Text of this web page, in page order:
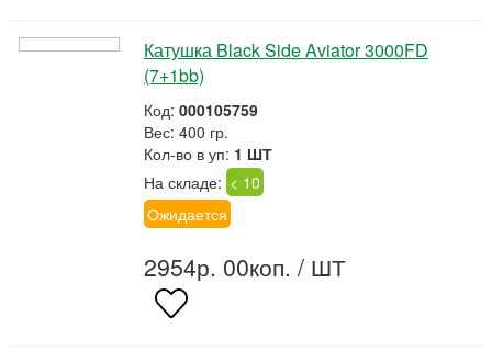
Катушка Black Side Aviator 3000FD
(7+1bb)
Код: 000105759
Вес: 400 гр.
Кол-во в уп: 1 ШТ
На складе: < 10
Ожидается
2954р. 00коп. / ШТ